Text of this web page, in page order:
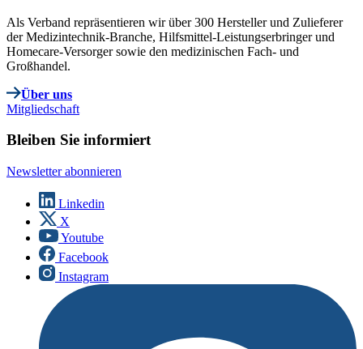
Als Verband repräsentieren wir über 300 Hersteller und Zulieferer
der Medizintechnik-Branche, Hilfsmittel-Leistungserbringer und
Homecare-Versorger sowie den medizinischen Fach- und
Großhandel.
Über uns
Mitgliedschaft
Bleiben Sie informiert
Newsletter abonnieren
Linkedin
X
Youtube
Facebook
Instagram